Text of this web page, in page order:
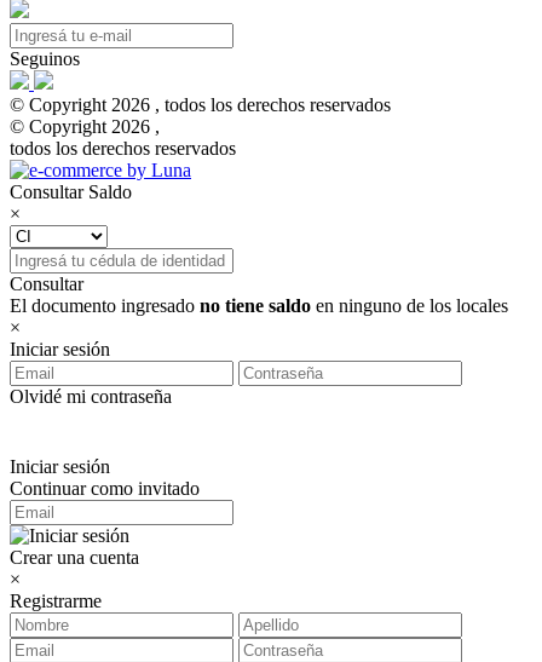
Seguinos
© Copyright 2026 , todos los derechos reservados
© Copyright 2026 ,
todos los derechos reservados
Consultar Saldo
×
Consultar
El documento ingresado no tiene saldo en ninguno de los locales
×
Iniciar sesión
Olvidé mi contraseña
Iniciar sesión
Continuar como invitado
Crear una cuenta
×
Registrarme